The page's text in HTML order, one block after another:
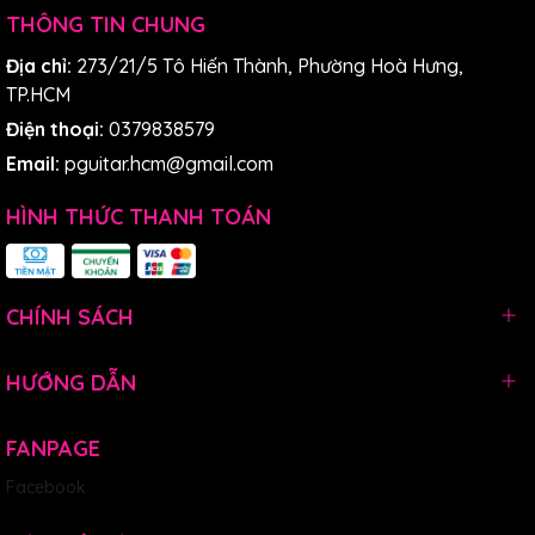
THÔNG TIN CHUNG
Địa chỉ: 273/21/5 Tô Hiến Thành, Phường Hoà Hưng,
TP.HCM
Điện thoại: 0379838579
Email: pguitar.hcm@gmail.com
HÌNH THỨC THANH TOÁN
CHÍNH SÁCH
HƯỚNG DẪN
FANPAGE
Facebook